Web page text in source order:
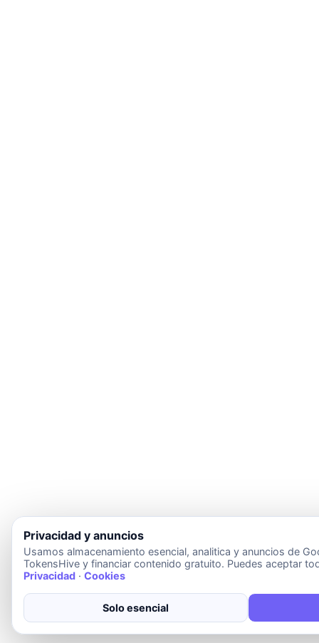
Privacidad y anuncios
Usamos almacenamiento esencial, analitica y anuncios de
TokensHive y financiar contenido gratuito. Puedes aceptar
Privacidad · Cookies
Solo esencial